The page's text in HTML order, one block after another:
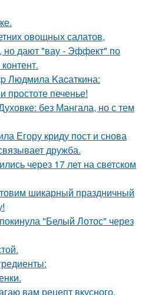
овощных салатов,
но дают "вау - Эффект" по
Людмила Kаcаткина:
простоте печенье!
без Мангала, но с тем
Егору криду пост и снова
дружба.
через 17 лет на светском
шикарный праздничный
"Белый Лотос" через
вам рецепт вкусного,